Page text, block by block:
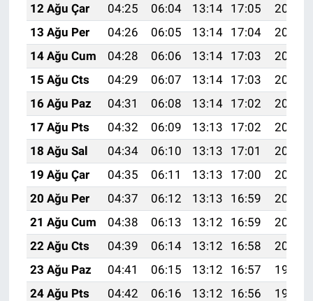
12 Ağu Çar
04:25 06:04 13:14 17:05
20:15
13 Ağu Per
04:26 06:05 13:14 17:04
20:14
14 Ağu Cum
04:28 06:06 13:14 17:03
20:12
15 Ağu Cts
04:29 06:07 13:14 17:03
20:11
16 Ağu Paz
04:31 06:08 13:14 17:02
20:10
17 Ağu Pts
04:32 06:09 13:13 17:02
20:08
18 Ağu Sal
04:34 06:10 13:13 17:01
20:07
19 Ağu Çar
04:35 06:11 13:13 17:00
20:05
20 Ağu Per
04:37 06:12 13:13 16:59
20:04
21 Ağu Cum
04:38 06:13 13:12 16:59
20:02
22 Ağu Cts
04:39 06:14 13:12 16:58
20:01
23 Ağu Paz
04:41 06:15 13:12 16:57
19:59
24 Ağu Pts
04:42 06:16 13:12 16:56
19:58